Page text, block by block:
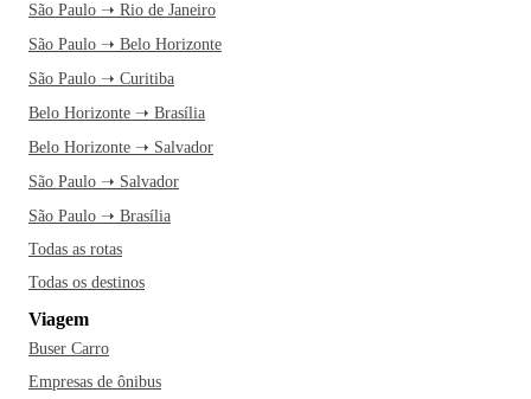
cafés, sorveterias, revistarias e uma excelente feirinha de
artesanato. Quem viaja para Cascavel, também não pode ir
embora sem experimentar as delícias da gastronomia
com frango e pernil à pururuca. Um dos restaurantes mais
recomendados pelos moradores da cidade é, inclusive, o
Martignoni Bier.
Cascavel possui o 6º maior Produto Interno Bruto (PIB) do
bastante preocupado com a preservação ambiental. Dentre
os eventos mais populares realizados pela cidade estão o
Cascavel de Ouro, prova automobilística brasileira
São Paulo ➝ Rio de Janeiro
São Paulo ➝ Belo Horizonte
São Paulo ➝ Curitiba
Belo Horizonte ➝ Brasília
Belo Horizonte ➝ Salvador
São Paulo ➝ Salvador
São Paulo ➝ Brasília
Todas as rotas
Todas os destinos
Viagem
Buser Carro
Empresas de ônibus